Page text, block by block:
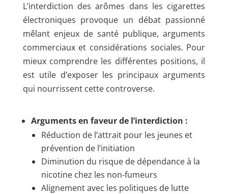
L’interdiction des arômes dans les cigarettes
électroniques provoque un débat passionné
mêlant enjeux de santé publique, arguments
commerciaux et considérations sociales. Pour
mieux comprendre les différentes positions, il
est utile d’exposer les principaux arguments
qui nourrissent cette controverse.
Arguments en faveur de l’interdiction :
Réduction de l’attrait pour les jeunes et
prévention de l’initiation
Diminution du risque de dépendance à la
nicotine chez les non-fumeurs
Alignement avec les politiques de lutte